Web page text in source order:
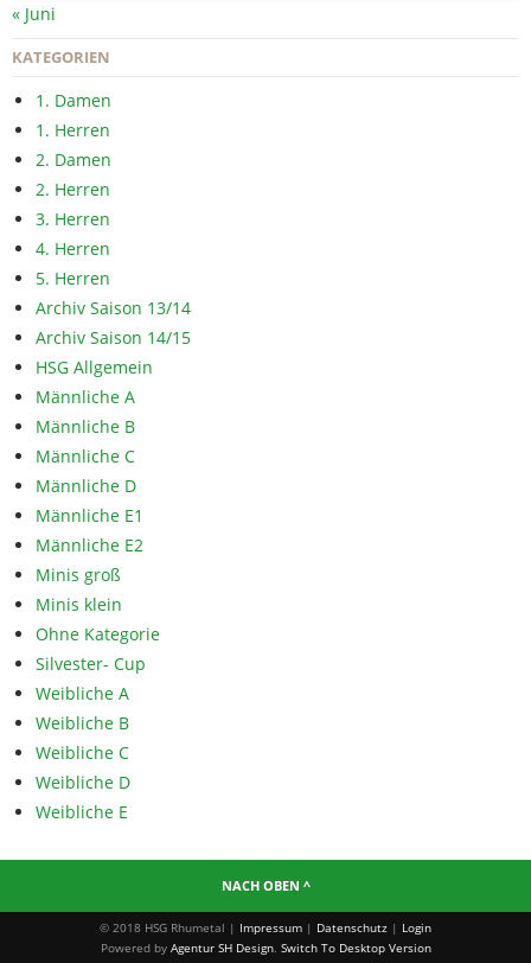
« Juni
KATEGORIEN
1. Damen
1. Herren
2. Damen
2. Herren
3. Herren
4. Herren
5. Herren
Archiv Saison 13/14
Archiv Saison 14/15
HSG Allgemein
Männliche A
Männliche B
Männliche C
Männliche D
Männliche E1
Männliche E2
Minis groß
Minis klein
Ohne Kategorie
Silvester- Cup
Weibliche A
Weibliche B
Weibliche C
Weibliche D
Weibliche E
NACH OBEN ^
© 2018 HSG Rhumetal | Impressum | Datenschutz | Login
Powered by Agentur SH Design. Switch To Desktop Version